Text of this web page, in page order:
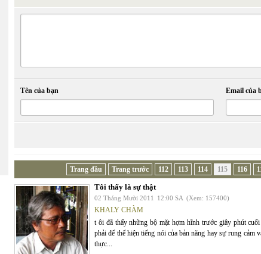
Tên của bạn Email của
Trang đầu Trang trước 112 113 114 115 116
Tôi thấy là sự thật
02 Tháng Mười 2011 12:00 SA (Xem: 157400)
KHALY CHÀM
t ôi đã thấy những bộ mặt hợm hĩnh trước giây phút
phải để thể hiện tiếng nói của bản năng hay sự rung cảm
thực...